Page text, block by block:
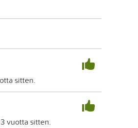
sitten.
3 vuotta sitten.